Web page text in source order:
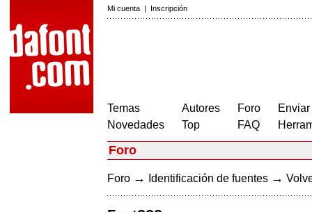
Mi cuenta | Inscripción
Temas
Novedades
Autores
Top
Foro
FAQ
Foro
Foro → Identificación de fuentes →